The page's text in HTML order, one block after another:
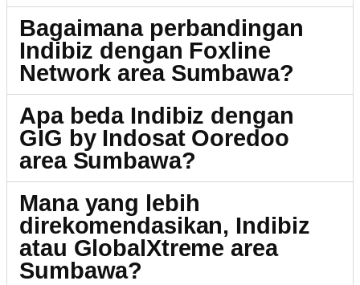
Bagaimana perbandingan
Indibiz dengan Foxline
Network area Sumbawa?
Apa beda Indibiz dengan
GIG by Indosat Ooredoo
area Sumbawa?
Mana yang lebih
direkomendasikan, Indibiz
atau GlobalXtreme area
Sumbawa?